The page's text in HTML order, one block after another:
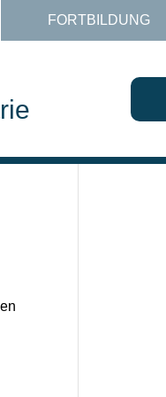
FORTBILDUNG